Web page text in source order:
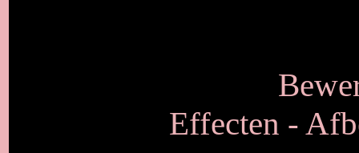
Effecten -